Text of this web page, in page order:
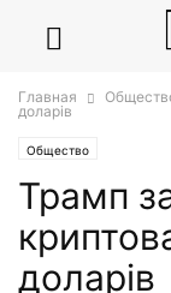
Главная
доларів
Общество
Трамп
доларів